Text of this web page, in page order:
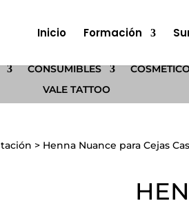
Inicio Formación
CONSUMIBLES
VALE TATTOO
> Henna Nuance para Cejas